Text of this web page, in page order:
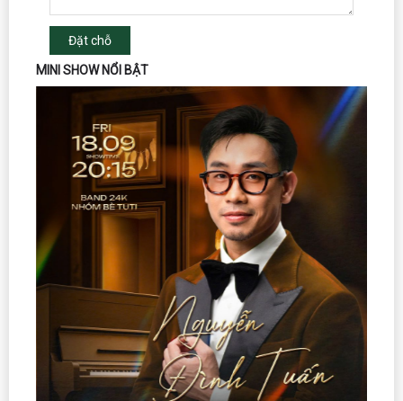
Đặt chỗ
MINI SHOW NỔI BẬT